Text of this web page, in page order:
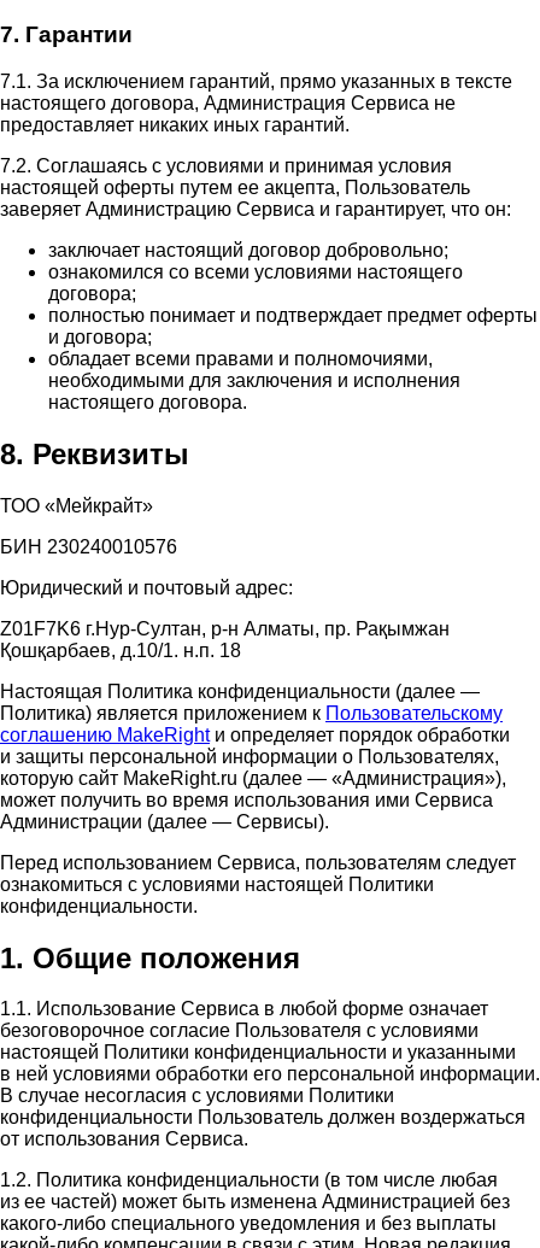
7. Гарантии
7.1. За исключением гарантий, прямо указанных в тексте
настоящего договора, Администрация Сервиса не
предоставляет никаких иных гарантий.
7.2. Соглашаясь с условиями и принимая условия
настоящей оферты путем ее акцепта, Пользователь
заверяет Администрацию Сервиса и гарантирует, что он:
заключает настоящий договор добровольно;
ознакомился со всеми условиями настоящего
договора;
полностью понимает и подтверждает предмет оферты
и договора;
обладает всеми правами и полномочиями,
необходимыми для заключения и исполнения
настоящего договора.
8. Реквизиты
ТОО «Мейкрайт»
БИН 230240010576
Юридический и почтовый адрес:
Z01F7K6 г.Нур-Султан, р-н Алматы, пр. Рақымжан
Қошқарбаев, д.10/1. н.п. 18
Настоящая Политика конфиденциальности (далее —
Политика) является приложением к Пользовательскому
соглашению MakeRightи определяет порядок обработки
и защиты персональной информации о Пользователях,
которую сайт MakeRight.ru (далее — «Администрация»),
может получить во время использования ими Cервиса
Администрации (далее — Сервисы).
Перед использованием Сервиса, пользователям следует
ознакомиться с условиями настоящей Политики
конфиденциальности.
1. Общие положения
1.1. Использование Сервиса в любой форме означает
безоговорочное согласие Пользователя с условиями
настоящей Политики конфиденциальности и указанными
в ней условиями обработки его персональной информации.
В случае несогласия с условиями Политики
конфиденциальности Пользователь должен воздержаться
от использования Сервиса.
1.2. Политика конфиденциальности (в том числе любая
из ее частей) может быть изменена Администрацией без
какого-либо специального уведомления и без выплаты